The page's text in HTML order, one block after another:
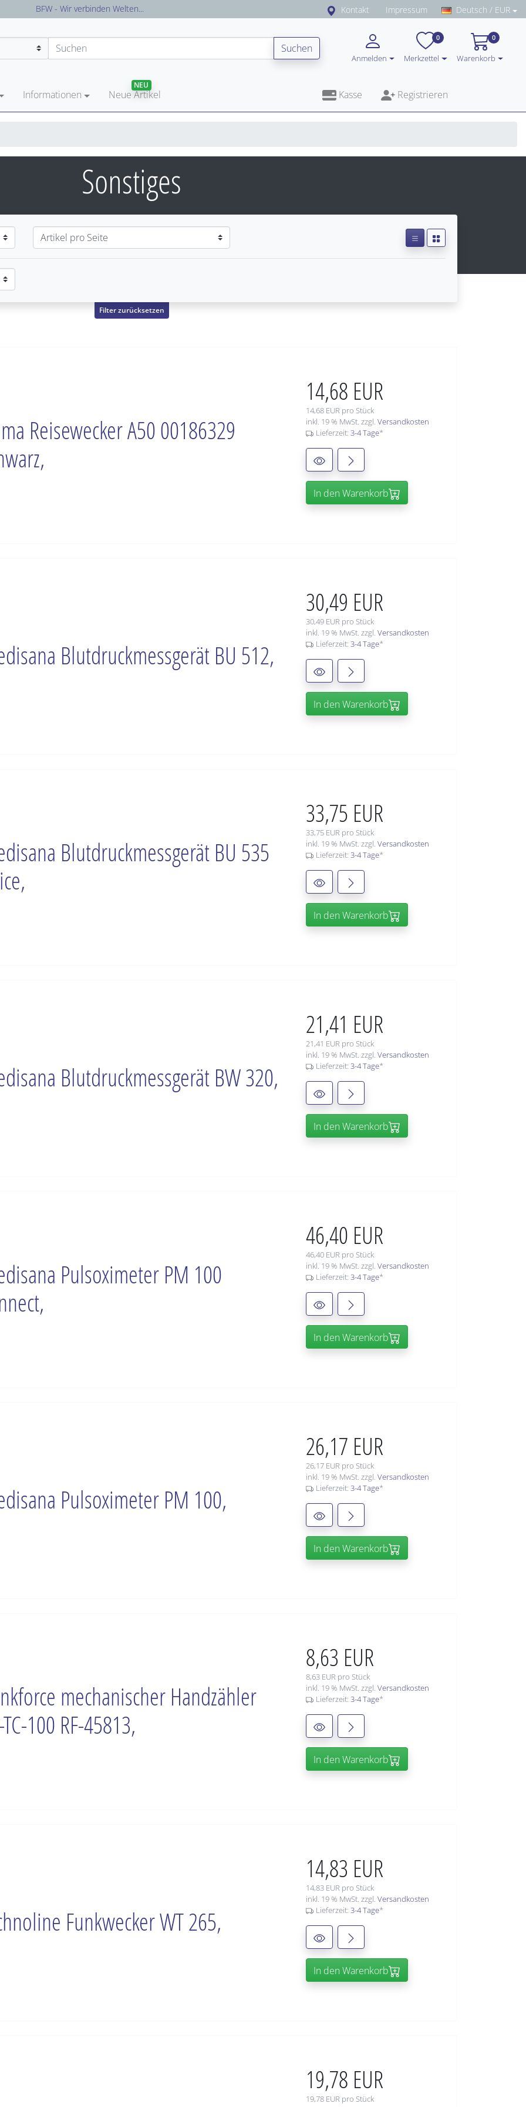
Versandkostenfreie Lieferung in Deutschland Kontakt Impressum Deutsch / EUR
Suchen
Anmelden Merkzettel
0
Warenkorb
0
Informationen Neue Artikel
NEU
Kasse Registrieren
Sonstiges
Filter zurücksetzen
14,68 EUR
14,68 EUR pro Stück
inkl. 19 % MwSt. zzgl. Versandkosten
Lieferzeit: 3-4 Tage*
In den Warenkorb
Reisewecker A50 00186329
30,49 EUR
30,49 EUR pro Stück
inkl. 19 % MwSt. zzgl. Versandkosten
Lieferzeit: 3-4 Tage*
In den Warenkorb
Blutdruckmessgerät BU 512,
33,75 EUR
33,75 EUR pro Stück
inkl. 19 % MwSt. zzgl. Versandkosten
Lieferzeit: 3-4 Tage*
In den Warenkorb
Blutdruckmessgerät BU 535
21,41 EUR
21,41 EUR pro Stück
inkl. 19 % MwSt. zzgl. Versandkosten
Lieferzeit: 3-4 Tage*
In den Warenkorb
Blutdruckmessgerät BW 320,
46,40 EUR
46,40 EUR pro Stück
inkl. 19 % MwSt. zzgl. Versandkosten
Lieferzeit: 3-4 Tage*
In den Warenkorb
Pulsoximeter PM 100
26,17 EUR
26,17 EUR pro Stück
inkl. 19 % MwSt. zzgl. Versandkosten
Lieferzeit: 3-4 Tage*
In den Warenkorb
Pulsoximeter PM 100,
8,63 EUR
8,63 EUR pro Stück
inkl. 19 % MwSt. zzgl. Versandkosten
Lieferzeit: 3-4 Tage*
In den Warenkorb
mechanischer Handzähler
100 RF-45813,
14,83 EUR
14,83 EUR pro Stück
inkl. 19 % MwSt. zzgl. Versandkosten
Lieferzeit: 3-4 Tage*
In den Warenkorb
Funkwecker WT 265,
19,78 EUR
19,78 EUR pro Stück